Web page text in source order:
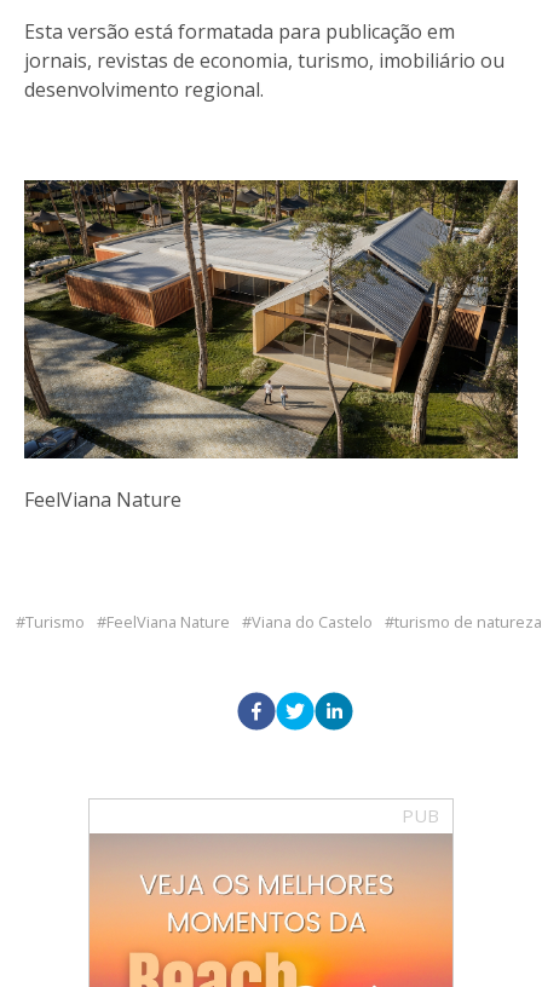
Esta versão está formatada para publicação em
jornais, revistas de economia, turismo, imobiliário ou
desenvolvimento regional.
FeelViana Nature
Turismo FeelViana Nature Viana do Castelo turismo de natureza
PUB